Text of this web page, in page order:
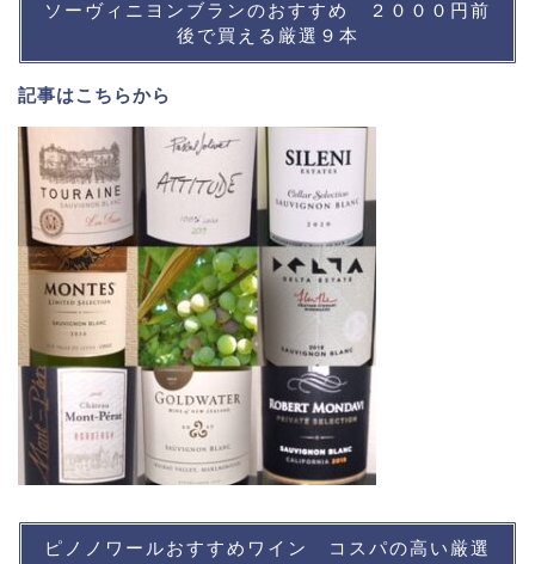
ソーヴィニヨンブランのおすすめ ２０００円前
後で買える厳選９本
記事はこちらから
ピノノワールおすすめワイン コスパの高い厳選